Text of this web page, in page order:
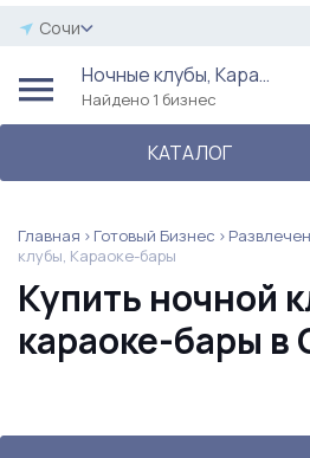
Сочи
Ночные клубы, Караоке-бары
Найдено 1 бизнес
КАТАЛОГ
Главная Готовый Бизнес
клубы, Караоке-бары
Купить ночной
караоке-бары в